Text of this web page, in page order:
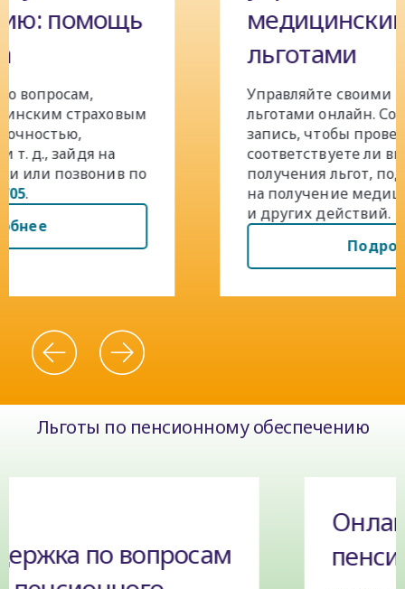
медицинскими
Управляйте своими медицинскими
льготами онлайн. Создайте учетную
запись, чтобы проверять,
соответствуете ли вы критериям для
получения льгот, подавать заявления
на получение медицинской страховки
и других действий.
Льготы по пенсионному обеспечению
пенсионного плана